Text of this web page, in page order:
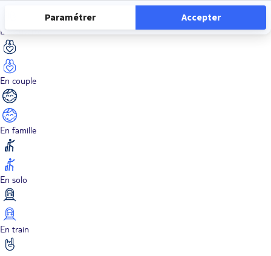
Découverte
En couple
En famille
En solo
En train